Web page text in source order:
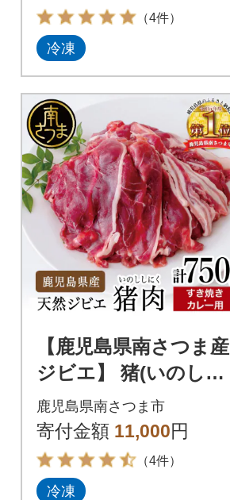
（4件）
冷凍
【鹿児島県南さつま産
ジビエ】 猪(いのし
し)肉 すき焼き・カレ
ー用 計750g(250g×3)
鹿児島県南さつま市
寄付金額 11,000円
（4件）
冷凍